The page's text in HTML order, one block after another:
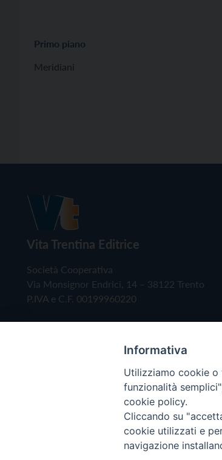
Primo piano
Meridiani
Vita Trentina Editrice
Società Cooperativa
Via Monsignor Endrici, 14 – 38122 Trento
P.IVA e C.F. 00199960220
Copyright © 2019 - Tutti i diritti
Informativa
Utilizziamo cookie o
funzionalità
cookie policy.
Cliccando su
cookie utilizzati e
navigazione